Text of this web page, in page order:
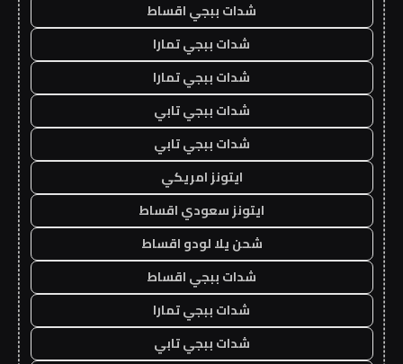
شدات ببجي اقساط
شدات ببجي تمارا
شدات ببجي تمارا
شدات ببجي تابي
شدات ببجي تابي
ايتونز امريكي
ايتونز سعودي اقساط
شحن يلا لودو اقساط
شدات ببجي اقساط
شدات ببجي تمارا
شدات ببجي تابي